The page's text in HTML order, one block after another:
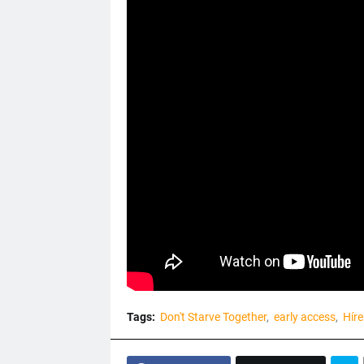
Tags: Don't Starve Together early access